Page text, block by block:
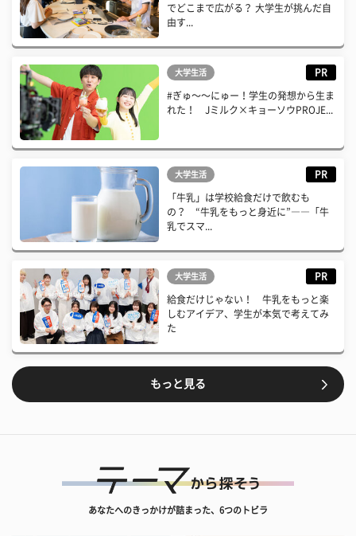
でどこまで広がる？ 大学生が挑んだ自
由す...
大学生活 PR
#ぎゅ〜〜にゅー！学生の発想から生ま
れた！ Jミルク×キョーソウPROJE...
大学生活 PR
「牛乳」は学校給食だけで飲むも
の？ “牛乳をもっと身近に”――「牛
乳でスマ...
大学生活 PR
給食だけじゃない！ 牛乳をもっと楽
しむアイデア、学生が本気で考えてみ
た
もっと見る
あなたへのきっかけが詰まった、6つのトビラ